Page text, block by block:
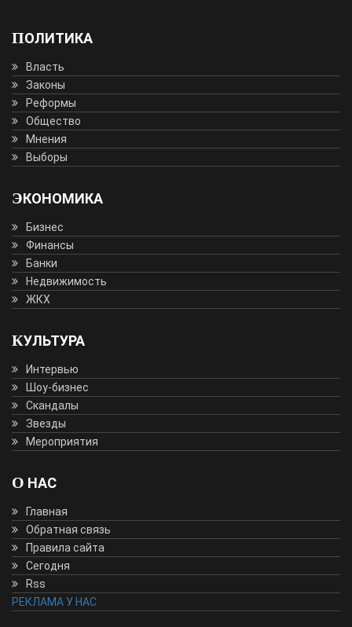
ПОЛИТИКА
Власть
Законы
Реформы
Общество
Мнения
Выборы
ЭКОНОМИКА
Бизнес
Финансы
Банки
Недвижимость
ЖКХ
КУЛЬТУРА
Интервью
Шоу-бизнес
Скандалы
Звезды
Мероприятия
О НАС
Главная
Обратная связь
Правила сайта
Сегодня
Rss
РЕКЛАМА У НАС